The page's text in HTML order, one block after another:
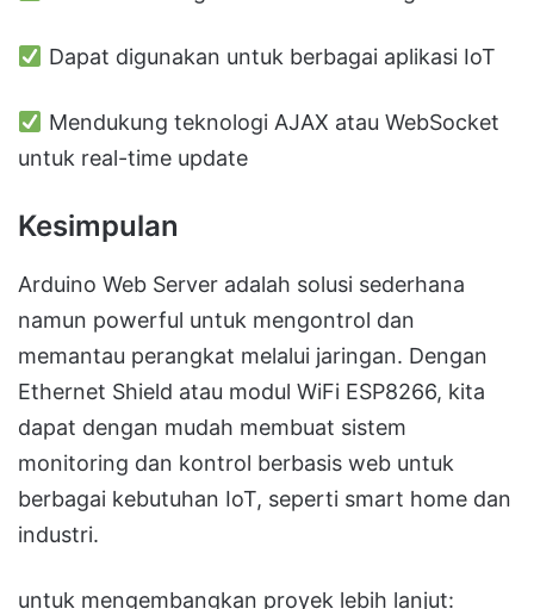
Dapat digunakan untuk berbagai aplikasi IoT
Mendukung teknologi AJAX atau WebSocket
untuk real-time update
Kesimpulan
Arduino Web Server adalah solusi sederhana
namun powerful untuk mengontrol dan
memantau perangkat melalui jaringan. Dengan
Ethernet Shield atau modul WiFi ESP8266, kita
dapat dengan mudah membuat sistem
monitoring dan kontrol berbasis web untuk
berbagai kebutuhan IoT, seperti smart home dan
industri.
untuk mengembangkan proyek lebih lanjut: